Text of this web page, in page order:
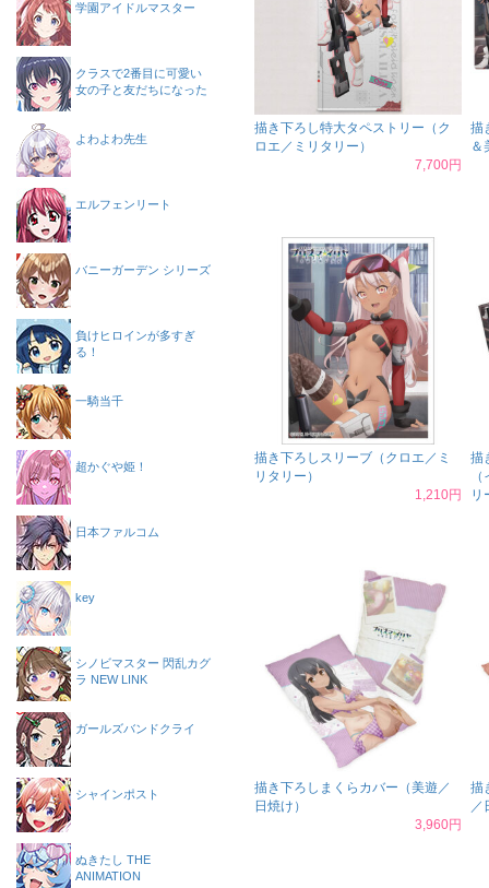
描き下ろし特大タペストリー（ク
ロエ／ミリタリー）
7,700円
描
＆
描き下ろしスリーブ（クロエ／ミ
リタリー）
1,210円
描
リ
描き下ろしまくらカバー（美遊／
日焼け）
3,960円
描
／
学園アイドルマスター
クラスで2番目に可愛い
女の子と友だちになった
よわよわ先生
エルフェンリート
バニーガーデン シリーズ
負けヒロインが多すぎ
る！
一騎当千
超かぐや姫！
日本ファルコム
key
シノビマスター 閃乱カグ
ラ NEW LINK
ガールズバンドクライ
シャインポスト
ぬきたし THE
ANIMATION